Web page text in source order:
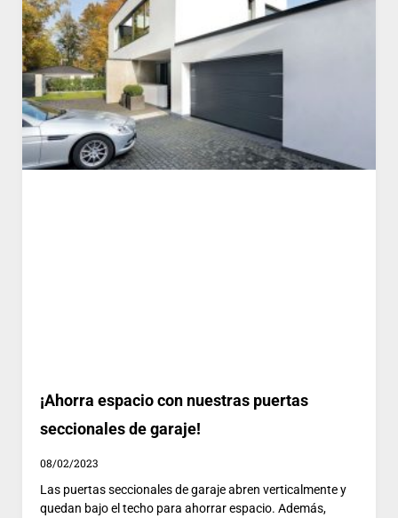
¡Ahorra espacio con nuestras puertas
seccionales de garaje!
08/02/2023
Las puertas seccionales de garaje abren verticalmente y
quedan bajo el techo para ahorrar espacio. Además,